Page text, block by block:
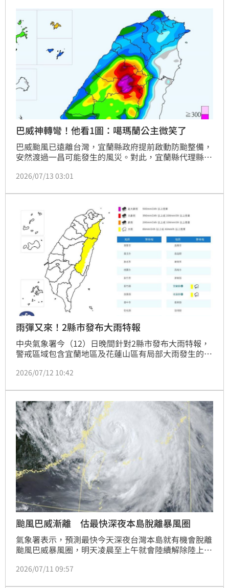
巴威神轉彎！他看1圖：噶瑪蘭公主微笑了
巴威颱風已遠離台灣，宜蘭縣政府提前啟動防颱整備，
安然渡過一昌可能發生的風災。對此，宜蘭縣代理縣長
主』笑了！」
2026/07/13 03:01
雨彈又來！2縣市發布大雨特報
中央氣象署今（12）日晚間針對2縣市發布大雨特報，
警戒區域包含宜蘭地區及花蓮山區有局部大雨發生的機
2026/07/12 10:42
颱風巴威漸離 估最快深夜本島脫離暴風圈
氣象署表示，預測最快今天深夜台灣本島就有機會脫離
颱風巴威暴風圈，明天凌晨至上午就會陸續解除陸上及
山區仍要留意雨勢。
2026/07/11 09:57